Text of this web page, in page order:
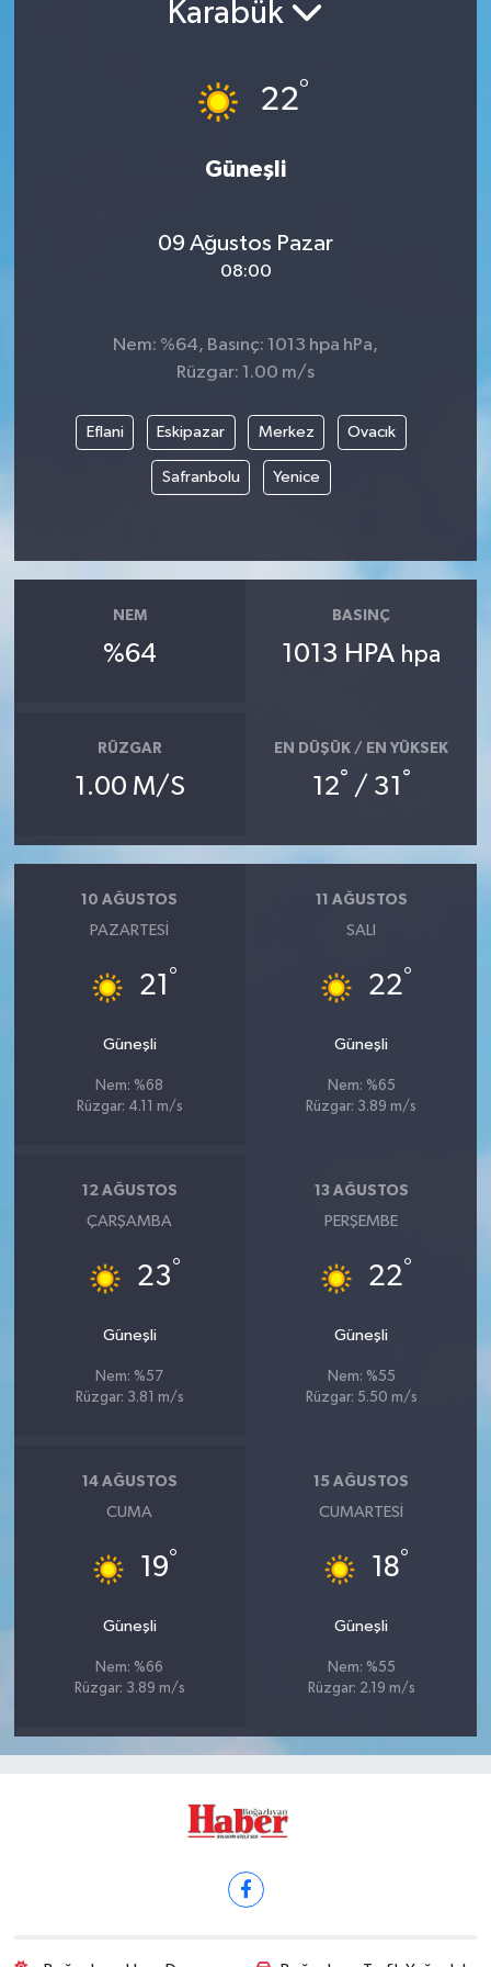
Karabük
22°
Güneşli
09 Ağustos Pazar
08:00
Nem: %64, Basınç: 1013 hpa hPa,
Rüzgar: 1.00 m/s
Eflani Eskipazar Merkez Ovacık
Safranbolu Yenice
NEM
%64
BASINÇ
1013 HPA hpa
RÜZGAR
1.00 M/S
EN DÜŞÜK / EN YÜKSEK
12° / 31 °
10 AĞUSTOS
PAZARTESI
21 °
Güneşli
Nem: %68
Rüzgar: 4.11 m/s
11 AĞUSTOS
SALI
22°
Güneşli
Nem: %65
Rüzgar: 3.89 m/s
12 AĞUSTOS
ÇARŞAMBA
23°
Güneşli
Nem: %57
Rüzgar: 3.81 m/s
13 AĞUSTOS
PERŞEMBE
22°
Güneşli
Nem: %55
Rüzgar: 5.50 m/s
14 AĞUSTOS
CUMA
19°
Güneşli
Nem: %66
Rüzgar: 3.89 m/s
15 AĞUSTOS
CUMARTESI
18°
Güneşli
Nem: %55
Rüzgar: 2.19 m/s